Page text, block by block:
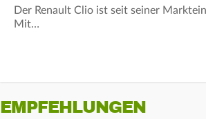
Der Renault Clio ist seit seiner
Mit…
EMPFEHLUNGEN